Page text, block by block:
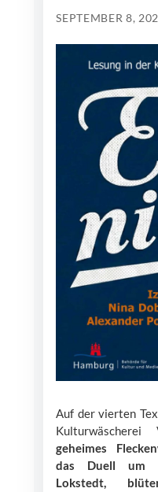
SEPTEMBER 8,
Auf der vierten
Kulturwäscherei
geheimes
das Duell um
Lokstedt,